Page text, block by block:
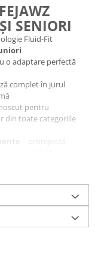
SENIORI
Fluid-Fit
o adaptare perfectă
complet în jurul
pentru
din toate categoriile
– protejează
perfectă